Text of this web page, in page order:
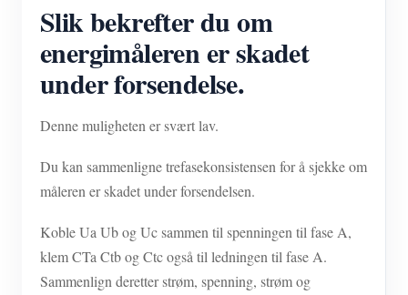
Slik bekrefter du om
energimåleren er skadet
under forsendelse.
Denne muligheten er svært lav.
Du kan sammenligne trefasekonsistensen for å sjekke om
måleren er skadet under forsendelsen.
Koble Ua Ub og Uc sammen til spenningen til fase A,
klem CTa Ctb og Ctc også til ledningen til fase A.
Sammenlign deretter strøm, spenning, strøm og